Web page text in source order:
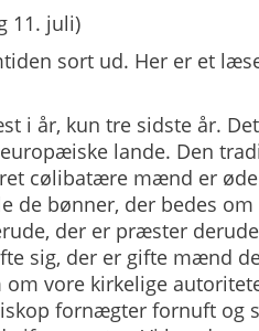
11. juli)
sort ud. Her er et
i år, kun tre sidste år.
lande. Den
cølibatære mænd er
de bønner, der bedes
der er præster
sig, der er gifte mænd
om vore kirkelige
fornægter fornuft og